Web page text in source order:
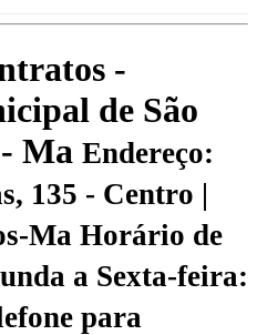
-
de São
Ma Endereço:
135 - Centro |
Ma Horário de
a Sexta-feira:
para